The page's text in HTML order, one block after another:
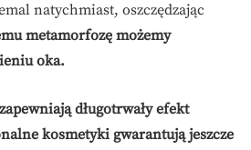
natychmiast, oszczędzając
metamorfozę możemy
oka.
długotrwały efekt
kosmetyki gwarantują jeszcze